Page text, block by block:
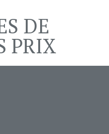
DE
PRIX